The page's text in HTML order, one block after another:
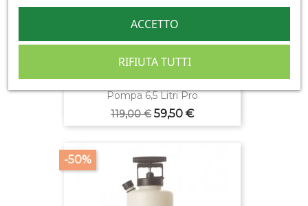
Pompa 6,5 Litri Pro
Prezzo
base
119,00 € Prezzo
59,50 €
(1)
-50%
RIFIUTA TUTTI
ACCETTO